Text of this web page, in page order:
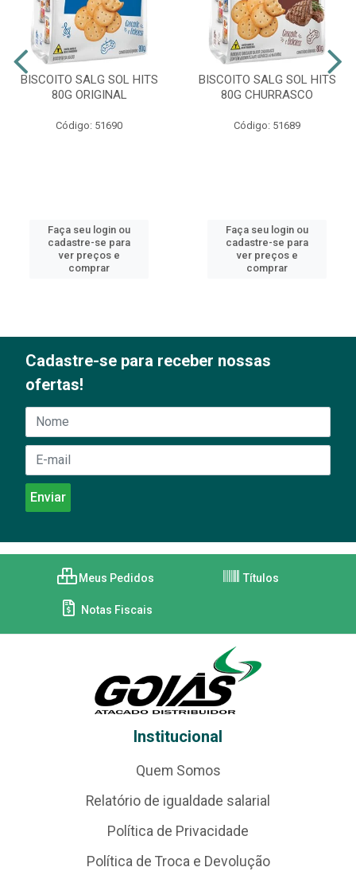
BISCOITO SALG SOL HITS
80G ORIGINAL
Código: 51690
Faça seu login ou
cadastre-se para
ver preços e
comprar
BISCOITO SALG SOL HITS
80G CHURRASCO
Código: 51689
Faça seu login ou
cadastre-se para
ver preços e
comprar
Cadastre-se para receber nossas
ofertas!
Meus Pedidos Títulos
Notas Fiscais
Institucional
Quem Somos
Relatório de igualdade salarial
Política de Privacidade
Política de Troca e Devolução